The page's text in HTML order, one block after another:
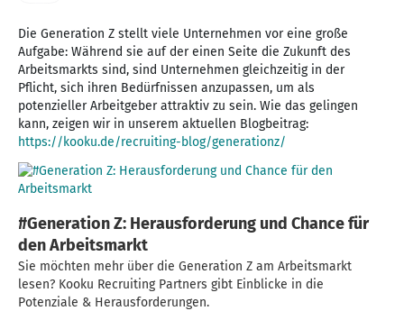
Die Generation Z stellt viele Unternehmen vor eine große
Aufgabe: Während sie auf der einen Seite die Zukunft des
Arbeitsmarkts sind, sind Unternehmen gleichzeitig in der
Pflicht, sich ihren Bedürfnissen anzupassen, um als
potenzieller Arbeitgeber attraktiv zu sein. Wie das gelingen
kann, zeigen wir in unserem aktuellen Blogbeitrag:
https://kooku.de/recruiting-blog/generationz/
#Generation Z: Herausforderung und Chance für
den Arbeitsmarkt
Sie möchten mehr über die Generation Z am Arbeitsmarkt
lesen? Kooku Recruiting Partners gibt Einblicke in die
Potenziale & Herausforderungen.